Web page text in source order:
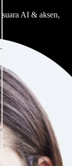
suara AI & aksen,